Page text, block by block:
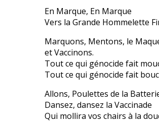
En Marque, En Marque
Vers la Grande Hommelette
Marquons, Mentons, le
et Vaccinons.
Tout ce qui génocide fait
Tout ce qui génocide fait
Allons, Poulettes de la
Dansez, dansez la Vaccinade
Qui mollira vos chairs à la